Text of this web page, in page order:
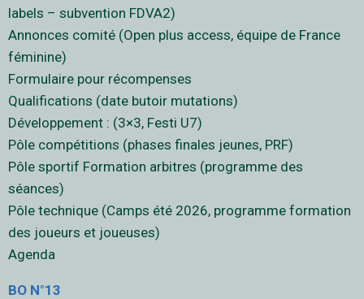
labels – subvention FDVA2)
Annonces comité (Open plus access, équipe de France
féminine)
Formulaire pour récompenses
Qualifications (date butoir mutations)
Développement : (3×3, Festi U7)
Pôle compétitions (phases finales jeunes, PRF)
Pôle sportif Formation arbitres (programme des
séances)
Pôle technique (Camps été 2026, programme formation
des joueurs et joueuses)
Agenda
BO N°13